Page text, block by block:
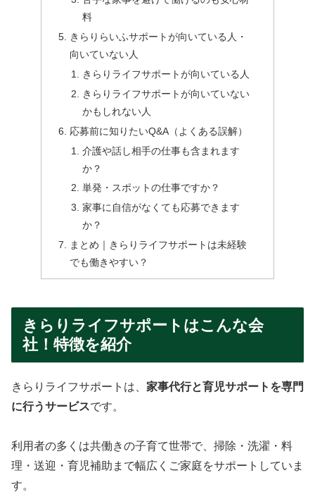
料
きらりらいふサポートが向いている人・
向いていない人
きらりライフサポートが向いている人
きらりライフサポートが向いていない
かもしれない人
応募前に知りたいQ&A（よくある誤解）
介護や話し相手の仕事も含まれます
か？
単発・スポットの仕事ですか？
家事に自信がなくても応募できます
か？
まとめ｜きらりライフサポートは未経験
でも働きやすい？
きらりライフサポートはこんな会
社！特徴を紹介
きらりライフサポートは、 家事代行と育児サポートを専門
に行うサービスです。
利用者の多くは共働きの子育て世帯で、掃除・洗濯・料
理・送迎・育児補助まで幅広くご家庭をサポートしていま
す。